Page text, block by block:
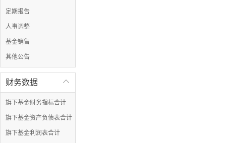
定期报告
人事调整
基金销售
其他公告

财务数据
旗下基金财务指标合计
旗下基金资产负债表合计
旗下基金利润表合计